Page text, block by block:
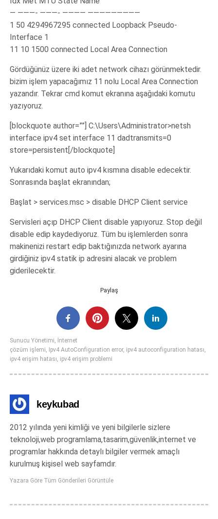
— ———- ———- ———— —————————
1 50 4294967295 connected Loopback Pseudo-
Interface 1
11 10 1500 connected Local Area Connection
Gördüğünüz üzere iki adet network cihazı görünmektedir.
bizim işlem yapacağımız 11 nolu Local Area Connection
yazandır. Tekrar cmd komut ekranına aşağıdaki komutu
yazıyoruz.
[blockquote author=””] C:\Users\Administrator>netsh
interface ipv4 set interface 11 dadtransmits=0
store=persistent[/blockquote]
Yukarıdaki komut auto ipv4 kısmına disable edecektir.
Sonrasında başlat ekranından;
Başlat > services.msc > disable DHCP Client service
Servisleri açıp DHCP Client disable yapıyoruz. Stop değil
disable edip kaydediyoruz. Tüm bu işlemlerden sonra
makinenizi restart edip baktığınızda network ayarına
girdiğiniz ipv4 statik ip adresini alacak ve problem
giderilecektir.
Paylaş
Sunucu Yönetimi, İnternet
çözüm işlemi, Ipv4 AutoConfiguration error, ipv4 autoconfiguration hatası,
ipv4 erişim hatası, ipv4 erişim problemi
keykubad
2012 yılında yeni kimliği ve yeni bilgilerle sizlere
teknoloji,web programlama,tasarim,güvenlik,internet ve
programlar hakkında detaylı bilgiler vermek amaçlı
kurulmuş kişisel web sayfamdır.
Yazara Göre Tüm Gönderileri Görüntüle